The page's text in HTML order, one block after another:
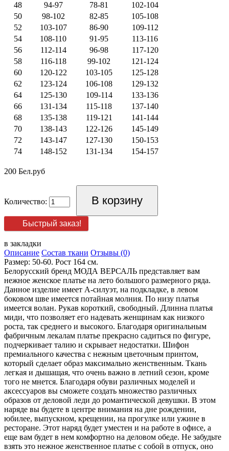
48
94-97 78-81
102-104
50
98-102 82-85
105-108
52
103-107 86-90
109-112
54
108-110 91-95
113-116
56
112-114 96-98
117-120
58
116-118 99-102
121-124
60
120-122 103-105
125-128
62
123-124 106-108
129-132
64
125-130 109-114
133-136
66
131-134 115-118
137-140
68
135-138 119-121
141-144
70
138-143 122-126
145-149
72
143-147 127-130
150-153
74
148-152 131-134 154-157
200 Бел.руб
Количество:
Быстрый заказ!
в закладки
Описание Состав ткани Отзывы (0)
Размер: 50-60. Рост 164 см.
Белорусский бренд МОДА ВЕРСАЛЬ представляет вам
нежное женское платье на лето большого размерного ряда.
Данное изделие имеет А-силуэт, на подкладке, в левом
боковом шве имеется потайная молния. По низу платья
имеется волан. Рукав короткий, свободный. Длинна платья
миди, что позволяет его надевать женщинам как низкого
роста, так среднего и высокого. Благодаря оригинальным
фабричным лекалам платье прекрасно садиться по фигуре,
подчеркивает талию и скрывает недостатки. Шифон
премиального качества с нежным цветочным принтом,
который сделает образ максимально женственным. Ткань
легкая и дышащая, что очень важно в летний сезон, кроме
того не мнется. Благодаря обуви различных моделей и
аксессуаров вы сможете создать множество различных
образов от деловой леди до романтической девушки. В этом
наряде вы будете в центре внимания на дне рождении,
юбилее, выпускном, крещении, на прогулке или ужине в
ресторане. Этот наряд будет уместен и на работе в офисе, а
еще вам будет в нем комфортно на деловом обеде. Не забудьте
взять это нежное женственное платье с собой в отпуск, оно